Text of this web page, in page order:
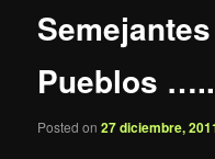
Pueblos …..
Posted on27 diciembre,